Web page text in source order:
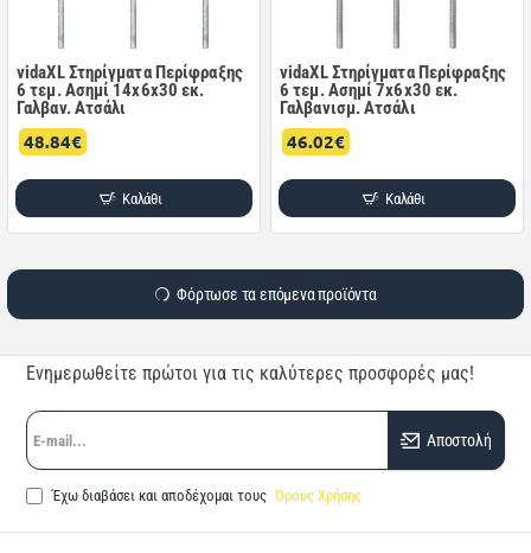
vidaXL Στηρίγματα Περίφραξης
6 τεμ. Ασημί 14x6x30 εκ.
Γαλβαν. Ατσάλι
48.84€
Καλάθι
vidaXL Στηρίγματα Περίφραξης
6 τεμ. Ασημί 7x6x30 εκ.
Γαλβανισμ. Ατσάλι
46.02€
Καλάθι
Φόρτωσε τα επόμενα προϊόντα
Ενημερωθείτε πρώτοι για τις καλύτερες προσφορές μας!
E-
mail...
Αποστολή
Έχω διαβάσει και αποδέχομαι τους Όρους Χρήσης